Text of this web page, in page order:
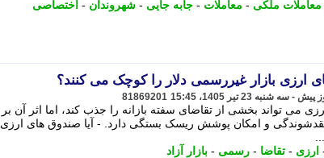
معاملات ملکی - معاملات - جابه جایی - شهروندان - اختصاصی
ارزی بازار غیررسمی دلار را کوچک می کنند؟
81869201
می تواند بخشی از تقاضای سفته بازانه را جذب کند، اما اثر آن بر
نقدشوندگی و امکان پوشش ریسک بستگی دارد. - آیا صندوق های ارزی
ارزی - تقاضا - رسمی - بازار آزاد